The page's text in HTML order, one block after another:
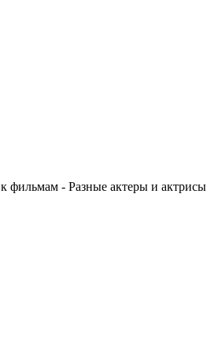
- Разные актеры и актрисы